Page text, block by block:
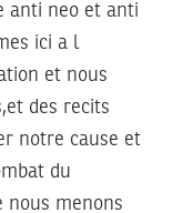
anti neo et anti
ici a l
et nous
des recits
notre cause et
du
nous menons